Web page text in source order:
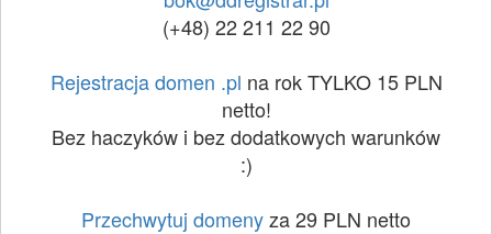
(+48) 22 211 22 90
Rejestracja domen .pl na rok TYLKO 15 PLN
netto!
Bez haczyków i bez dodatkowych warunków
:)
Przechwytuj domenyza 29 PLN netto